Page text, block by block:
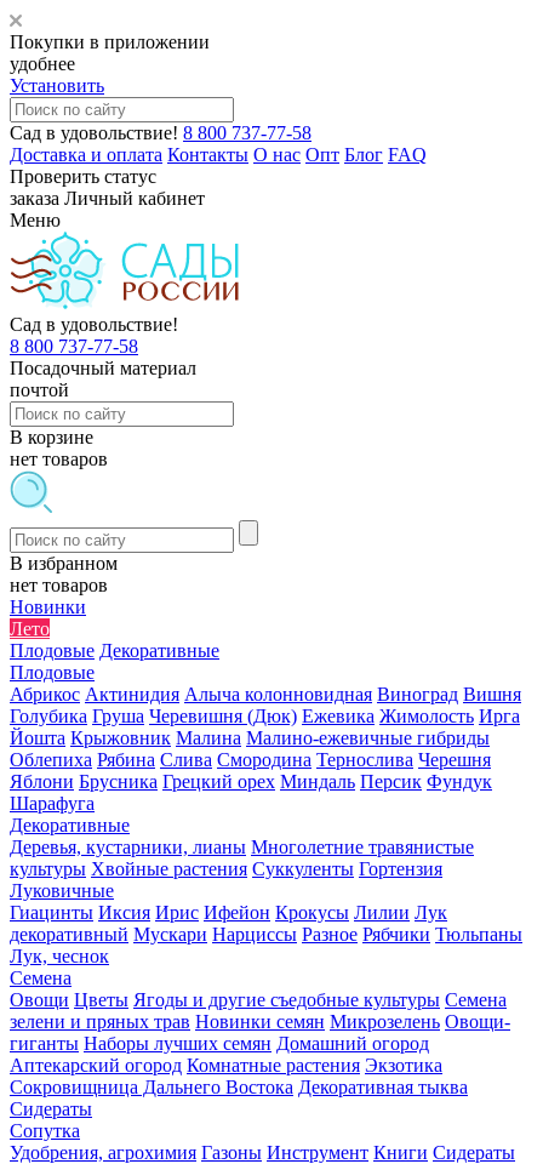
Покупки в приложении
удобнее
Установить
Сад в удовольствие! 8 800 737-77-58
Доставка и оплата Контакты О нас Опт Блог FAQ
Проверить статус
заказа Личный кабинет
Меню
Сад в удовольствие!
8 800 737-77-58
Посадочный материал
почтой
В корзине
нет товаров
В избранном
нет товаров
Новинки
Лето
Плодовые Декоративные
Плодовые
Абрикос Актинидия Алыча колонновидная Виноград Вишня
Голубика Груша Черевишня (Дюк) Ежевика Жимолость Ирга
Йошта Крыжовник Малина Малино-ежевичные гибриды
Облепиха Рябина Слива Смородина Тернослива Черешня
Яблони Брусника Грецкий орех Миндаль Персик Фундук
Шарафуга
Декоративные
Деревья, кустарники, лианы Многолетние травянистые
культуры Хвойные растения Суккуленты Гортензия
Луковичные
Гиацинты Иксия Ирис Ифейон Крокусы Лилии Лук
декоративный Мускари Нарциссы Разное Рябчики Тюльпаны
Лук, чеснок
Семена
Овощи Цветы Ягоды и другие съедобные культуры Семена
зелени и пряных трав Новинки семян Микрозелень Овощи-
гиганты Наборы лучших семян Домашний огород
Аптекарский огород Комнатные растения Экзотика
Сокровищница Дальнего Востока Декоративная тыква
Сидераты
Сопутка
Удобрения, агрохимия Газоны Инструмент Книги Сидераты